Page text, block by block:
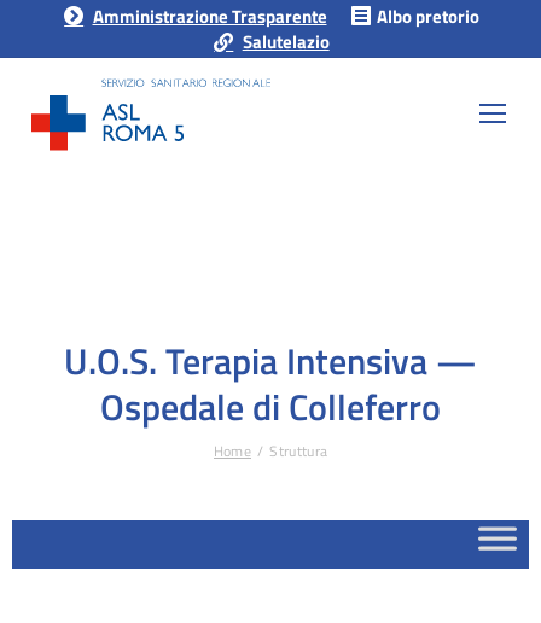
Amministrazione Trasparente
Albo pretorio
Salutelazio
U.O.S. Terapia Intensiva —
Ospedale di Colleferro
Home Struttura